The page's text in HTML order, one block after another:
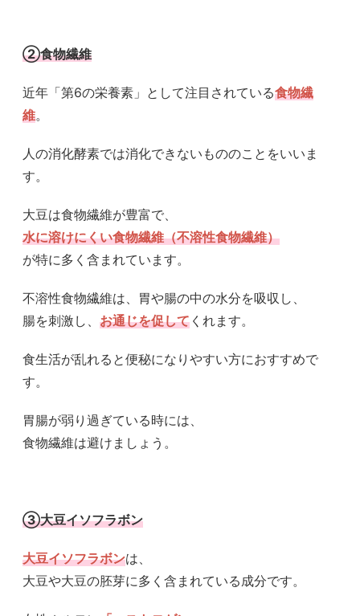
②食物繊維
近年「第6の栄養素」として注目されている食物繊
維。
人の消化酵素では消化できないもののことをいいま
す。
大豆は食物繊維が豊富で、
水に溶けにくい食物繊維（不溶性食物繊維）
が特に多く含まれています。
不溶性食物繊維は、胃や腸の中の水分を吸収し、
腸を刺激し、 お通じを促して くれます。
食生活が乱れると便秘になりやすい方におすすめで
す。
胃腸が弱り過ぎている時には、
食物繊維は避けましょう。
③大豆イソフラボン
大豆イソフラボンは、
大豆や大豆の胚芽に多く含まれている成分です。